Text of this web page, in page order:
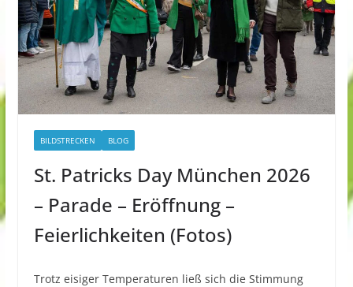
BILDSTRECKEN BLOG
St. Patricks Day München 2026
– Parade – Eröffnung –
Feierlichkeiten (Fotos)
Trotz eisiger Temperaturen ließ sich die Stimmung